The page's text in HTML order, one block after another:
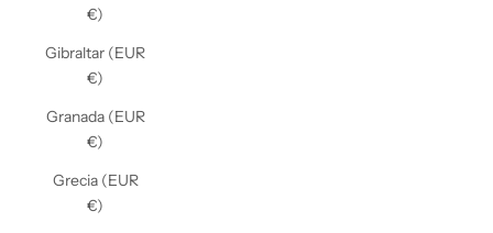
€)
Gibraltar (EUR
€)
Granada (EUR
€)
Grecia (EUR
€)